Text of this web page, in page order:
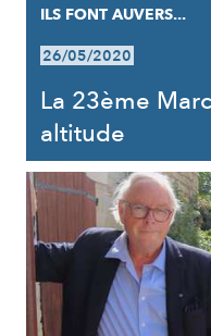
ILS FONT AUVERS...
26/05/2020
La 23ème
altitude